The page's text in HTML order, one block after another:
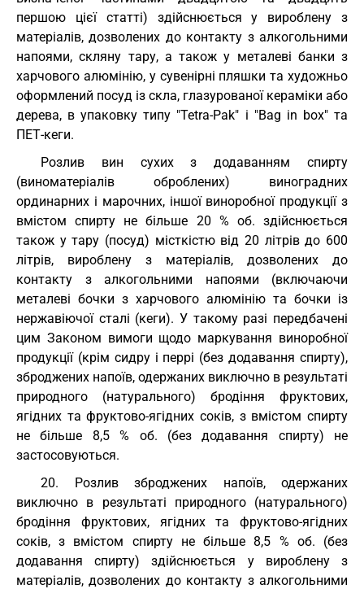
першою цієї статті) здійснюється у вироблену з
матеріалів, дозволених до контакту з алкогольними
напоями, скляну тару, а також у металеві банки з
харчового алюмінію, у сувенірні пляшки та художньо
оформлений посуд із скла, глазурованої кераміки або
дерева, в упаковку типу "Tetra-Pak" і "Bag in box" та
ПЕТ-кеги.
Розлив вин сухих з додаванням спирту
(виноматеріалів оброблених) виноградних
ординарних і марочних, іншої виноробної продукції з
вмістом спирту не більше 20 % об. здійснюється
також у тару (посуд) місткістю від 20 літрів до 600
літрів, вироблену з матеріалів, дозволених до
контакту з алкогольними напоями (включаючи
металеві бочки з харчового алюмінію та бочки із
нержавіючої сталі (кеги). У такому разі передбачені
цим Законом вимоги щодо маркування виноробної
продукції (крім сидру і перрі (без додавання спирту),
зброджених напоїв, одержаних виключно в результаті
природного (натурального) бродіння фруктових,
ягідних та фруктово-ягідних соків, з вмістом спирту
не більше 8,5 % об. (без додавання спирту) не
застосовуються.
20. Розлив зброджених напоїв, одержаних
виключно в результаті природного (натурального)
бродіння фруктових, ягідних та фруктово-ягідних
соків, з вмістом спирту не більше 8,5 % об. (без
додавання спирту) здійснюється у вироблену з
матеріалів, дозволених до контакту з алкогольними